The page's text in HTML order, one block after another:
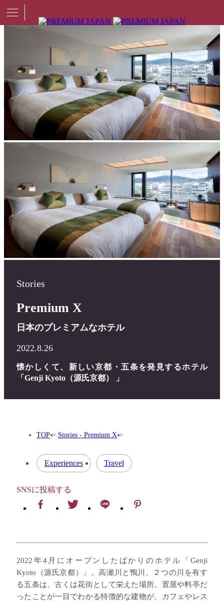
Stories
Premium X
日本のプレミアムなホテル
2022.8.26
懐かしくて、新しい京都・五条を発見するホテル
「Genji Kyoto（源氏京都） 」
TOP Stories - Premium X
Experiences Travel
SNSに投稿する
2022年4月にオープンしたばかりのホテル「Genji
Kyoto（源氏京都）」。高瀬川と鴨川、２つの川を有す
る五条は、古くは花街として栄えた場所。置屋や料亭だ
ったことが一目でわかる特徴的な建物が、カフェやレス